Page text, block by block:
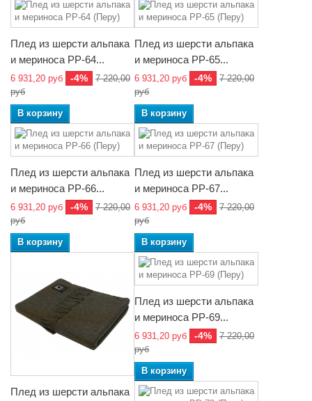
Плед из шерсти альпака
и мериноса РР-64...
6 931,20 руб -4%
7 220,00
руб
В корзину
Плед из шерсти альпака
и мериноса РР-65...
6 931,20 руб -4%
7 220,00
руб
В корзину
Плед из шерсти альпака
и мериноса РР-66...
6 931,20 руб -4%
7 220,00
руб
В корзину
Плед из шерсти альпака
и мериноса РР-67...
6 931,20 руб -4%
7 220,00
руб
В корзину
Плед из шерсти альпака
Плед из шерсти альпака
и мериноса РР-69...
6 931,20 руб -4%
7 220,00
руб
В корзину